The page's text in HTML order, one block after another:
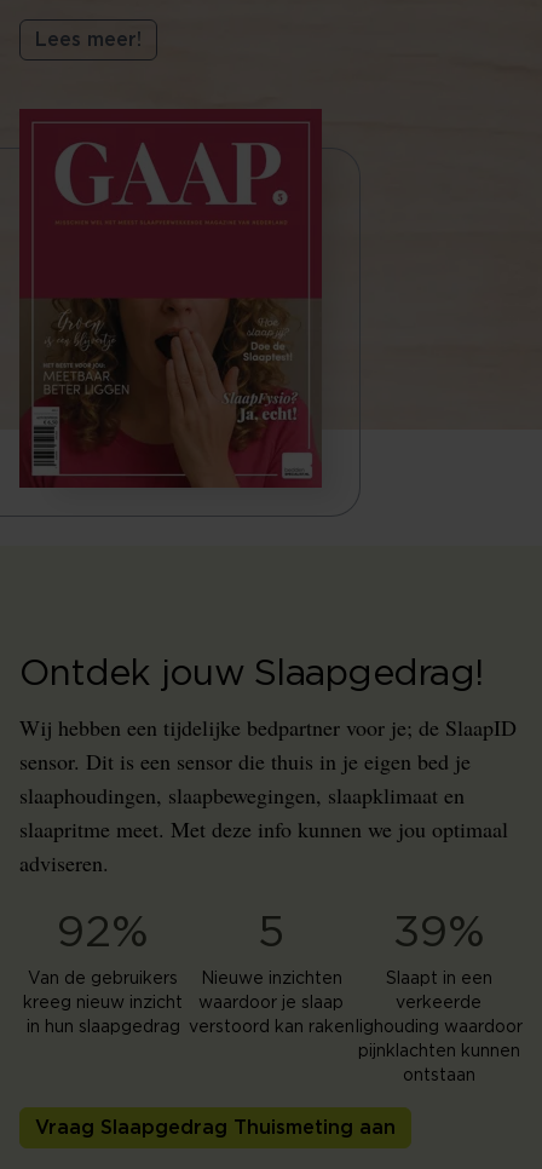
Lees meer!
Ontdek jouw Slaapgedrag!
Wij hebben een tijdelijke bedpartner voor je; de SlaapID
sensor. Dit is een sensor die thuis in je eigen bed je
slaaphoudingen, slaapbewegingen, slaapklimaat en
slaapritme meet. Met deze info kunnen we jou optimaal
adviseren.
92%
Van de gebruikers
kreeg nieuw inzicht
in hun slaapgedrag
5
Nieuwe inzichten
waardoor je slaap
verstoord kan raken
39%
Slaapt in een
verkeerde
lighouding waardoor
pijnklachten kunnen
ontstaan
Vraag Slaapgedrag Thuismeting aan